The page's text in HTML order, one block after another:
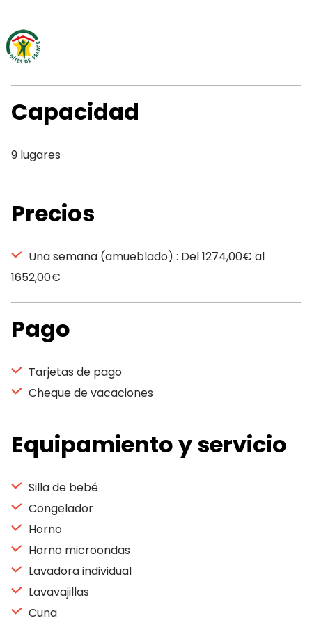
Capacidad
9 lugares
Precios
Una semana (amueblado) : Del 1274,00€ al
1652,00€
Pago
Tarjetas de pago
Cheque de vacaciones
Equipamiento y servicio
Silla de bebé
Congelador
Horno
Horno microondas
Lavadora individual
Lavavajillas
Cuna